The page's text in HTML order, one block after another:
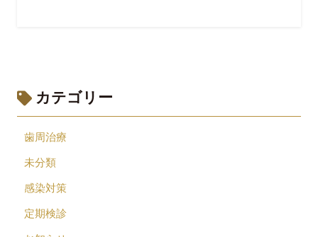
カテゴリー
歯周治療
未分類
感染対策
定期検診